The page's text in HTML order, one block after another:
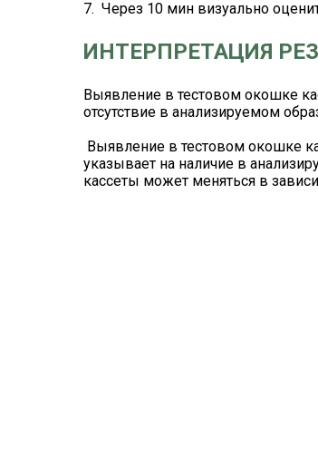
7. Через 10 мин визуально
ИНТЕРПРЕТАЦИЯ
Выявление в тестовом окошке
отсутствие в анализируемом
Выявление в тестовом окошке
указывает на наличие в
кассеты может меняться в